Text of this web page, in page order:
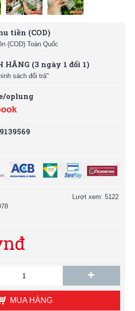
tiền (COD)
(COD) Toàn Quốc
HÃNG (3 ngày 1 đổi 1)
sách đổi trả"
oplung
Lượt xem: 5122
+
MUA HÀNG